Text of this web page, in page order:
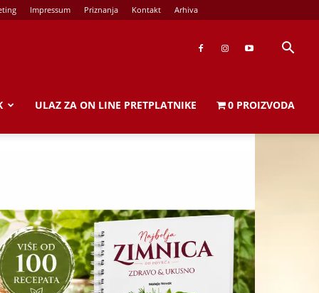
Impressum Priznanja Kontakt Arhiva
ULAZ ZA ON LINE PRETPLATNIKE 0 PROIZVODA